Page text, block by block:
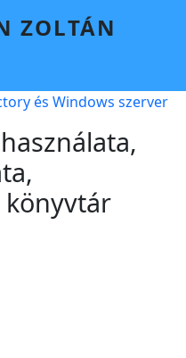
ZOLTÁN
és Windows szerver